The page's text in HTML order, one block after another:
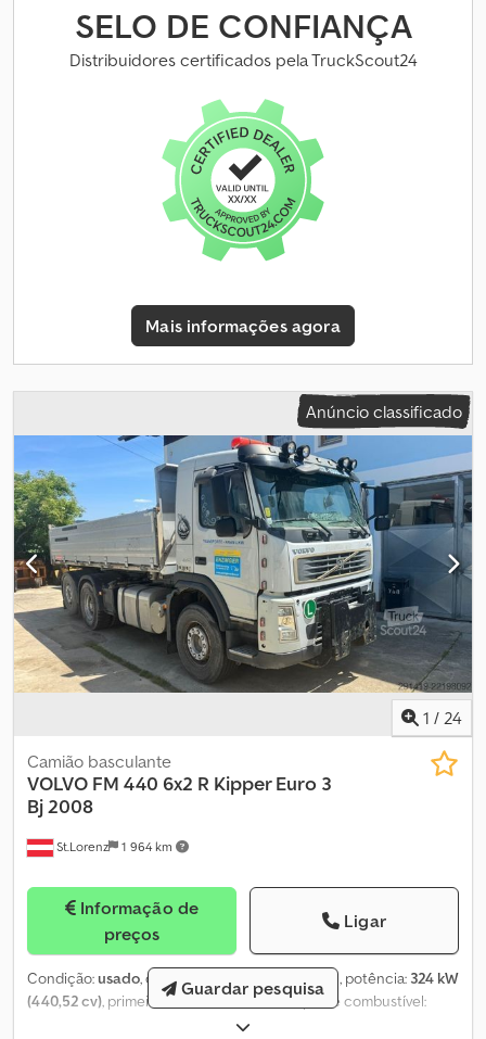
calculadora de transporte para estimar os custos de envio!
Codpjyq Nhdsfx Amaorf 💰 Compre já por EUR 40.400 ou faça uma
oferta. Pagamento na entrega disponível por uma taxa acessível
independente 65 pontos de inspeção – 51 aprovados ✅ 10
imperfeições ℹ️ 3 problemas ⚠️ 📌 Comentário do inspetor: UVV
07/26, coroa de rotação nova, giro central novo, cilindro do braço
novo, radiador auxiliar do motor substituído, todas as mangueiras
principais de água do motor substituídas, mangueiras do sistema
de refrigeração, duas vezes tensores de lagarta novos, duas vezes
rodas motrizes novas, duas vezes bateria nova, vaso de expansão
novo, dentes dos baldes trocados, todos os fundos dos baldes
substituídos, óleo e filtros substituídos regularmente. 📄 Quer ver
a inspeção completa, fotos extra ou um vídeo? Dica: A referência
destacam: ✔ Inspeção rigorosa por profissionais ✔ Entrega direta
ao local de trabalho disponível ✔ Garantia de devolução do
dinheiro ✔ Opções de pagamento seguras e flexíveis 🔄 A
considerar outras opções de equipamento? Oferecemos
ferramentas e recursos úteis para todos os proprietários e
operadores de equipamentos – facilmente acessíveis na nossa
plataforma.
SELO DE CONFIANÇA
Distribuidores certificados pela TruckScout24
Mais informações agora
Anúncio classificado
1 / 24
St.Lorenz 1 964 km
Camião basculante
VOLVO FM 440 6x2 R Kipper Euro 3
Bj 2008
Informação de
preços
Ligar
Condição:usado, quilometragem: 1 948 826 km, potência: 324 kW
(440,52 cv), primeira matrícula:04/2008, tipo de combustível:
, configuração de eixo:
Guardar pesquisa